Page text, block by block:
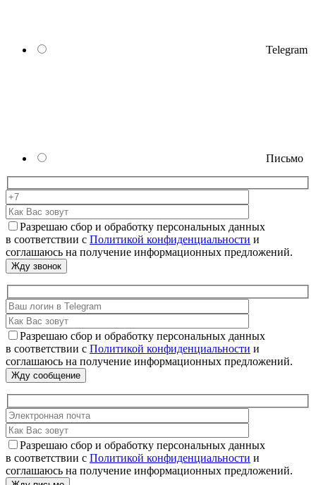
Telegram
Письмо
Разрешаю сбор и обработку персональных данных
в соответствии с Политикой конфиденциальности и
соглашаюсь на получение информационных предложений.
Разрешаю сбор и обработку персональных данных
в соответствии с Политикой конфиденциальности и
соглашаюсь на получение информационных предложений.
Разрешаю сбор и обработку персональных данных
в соответствии с Политикой конфиденциальности и
соглашаюсь на получение информационных предложений.